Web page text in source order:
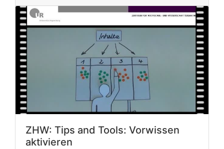
ZHW: Tips and Tools: Vorwissen
aktivieren